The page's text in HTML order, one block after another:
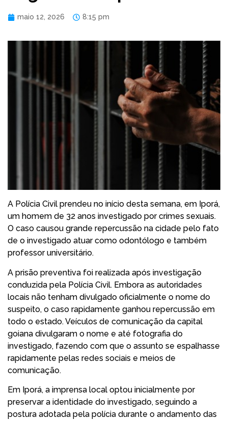
maio 12, 2026 8:15 pm
A Polícia Civil prendeu no início desta semana, em Iporá,
um homem de 32 anos investigado por crimes sexuais.
O caso causou grande repercussão na cidade pelo fato
de o investigado atuar como odontólogo e também
professor universitário.
A prisão preventiva foi realizada após investigação
conduzida pela Polícia Civil. Embora as autoridades
locais não tenham divulgado oficialmente o nome do
suspeito, o caso rapidamente ganhou repercussão em
todo o estado. Veículos de comunicação da capital
goiana divulgaram o nome e até fotografia do
investigado, fazendo com que o assunto se espalhasse
rapidamente pelas redes sociais e meios de
comunicação.
Em Iporá, a imprensa local optou inicialmente por
preservar a identidade do investigado, seguindo a
postura adotada pela polícia durante o andamento das